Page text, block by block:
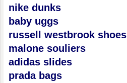
nike dunks
baby uggs
russell westbrook shoes
malone souliers
adidas slides
prada bags